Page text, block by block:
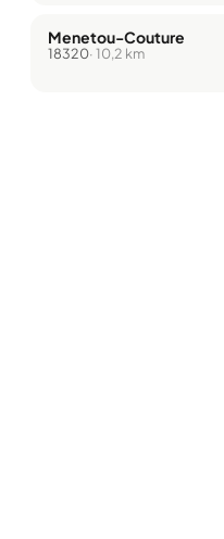
Menetou-Couture
18320· 10,2 km